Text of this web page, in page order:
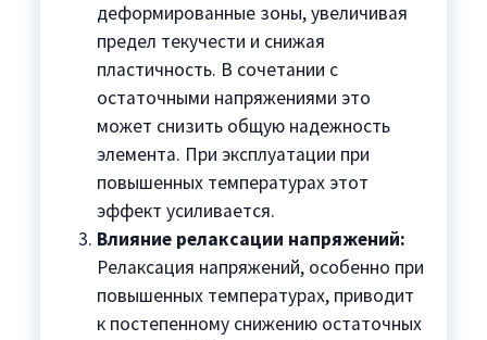
деформированные зоны, увеличивая
предел текучести и снижая
пластичность. В сочетании с
остаточными напряжениями это
может снизить общую надежность
элемента. При эксплуатации при
повышенных температурах этот
эффект усиливается.
Влияние релаксации напряжений:
Релаксация напряжений, особенно при
повышенных температурах, приводит
к постепенному снижению остаточных